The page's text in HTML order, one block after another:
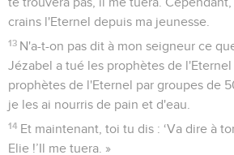
45 En quelques instants, le ciel devint
souffla et il y eut une forte pluie. Achab
et partit pour Jizreel.
46 La main de l'Eternel reposa sur Elie
courut devant Achab jusqu'à l'entrée
1 Rois 19